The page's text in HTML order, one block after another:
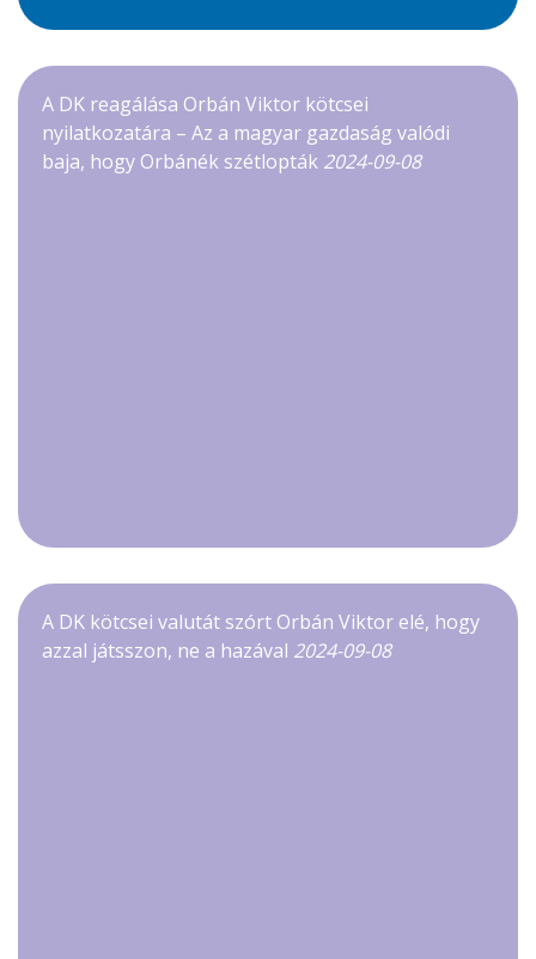
A DK reagálása Orbán Viktor kötcsei
nyilatkozatára – Az a magyar gazdaság valódi
baja, hogy Orbánék szétlopták 2024-09-08
A DK kötcsei valutát szórt Orbán Viktor elé, hogy
azzal játsszon, ne a hazával 2024-09-08